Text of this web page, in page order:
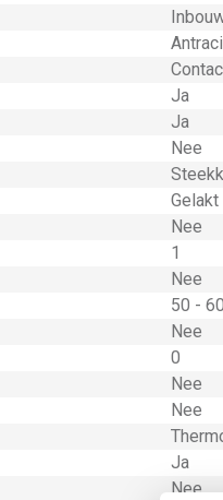
Ja
Ja
Nee
Gelakt
Nee
1
Nee
50 -
Nee
0
Nee
Nee
Ja
Nee